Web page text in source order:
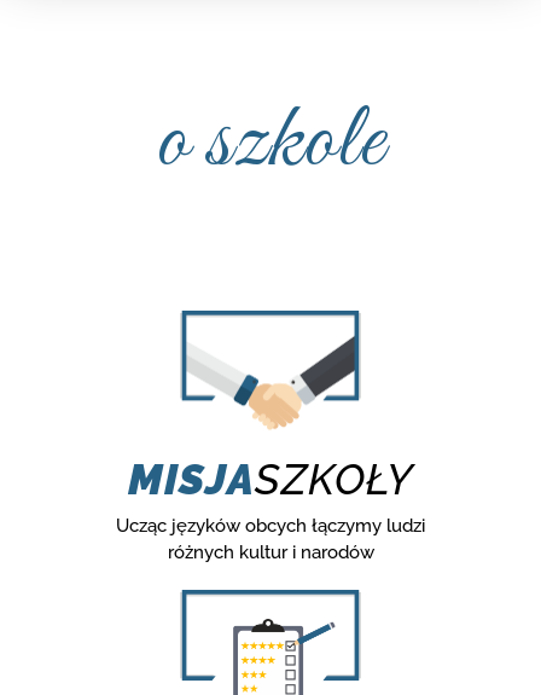
o szkole
MISJASZKOŁY
Ucząc języków obcych łączymy ludzi
różnych kultur i narodów